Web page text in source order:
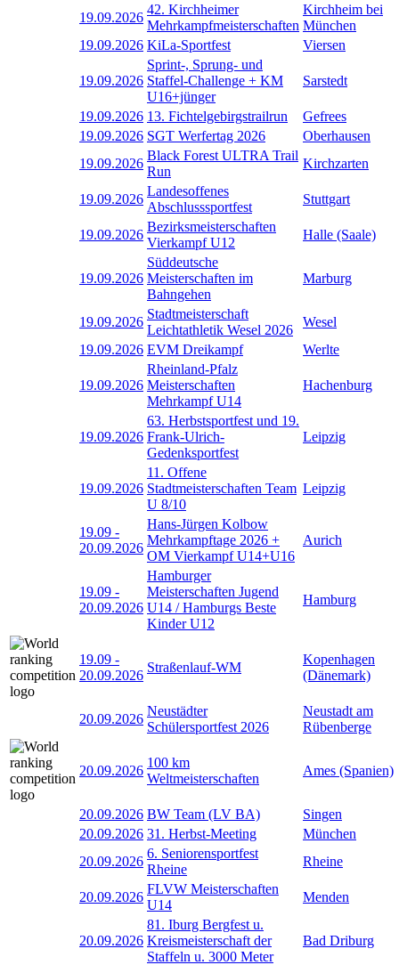
19.09.2026
42. Kirchheimer
Mehrkampfmeisterschaften
Kirchheim bei
München
19.09.2026 KiLa-Sportfest Viersen
19.09.2026
Sprint-, Sprung- und
Staffel-Challenge + KM
U16+jünger
Sarstedt
19.09.2026 13. Fichtelgebirgstrailrun
Gefrees
19.09.2026 SGT Werfertag 2026
Oberhausen
19.09.2026
Black Forest ULTRA Trail
Run
Kirchzarten
19.09.2026
Landesoffenes
Abschlusssportfest
Stuttgart
19.09.2026
Bezirksmeisterschaften
Vierkampf U12
Halle (Saale)
19.09.2026
Süddeutsche
Meisterschaften im
Bahngehen
Marburg
19.09.2026
Stadtmeisterschaft
Leichtathletik Wesel 2026
Wesel
19.09.2026 EVM Dreikampf Werlte
19.09.2026
Rheinland-Pfalz
Meisterschaften
Mehrkampf U14
Hachenburg
19.09.2026
63. Herbstsportfest und 19.
Frank-Ulrich-
Gedenksportfest
Leipzig
19.09.2026
11. Offene
Stadtmeisterschaften Team
U 8/10
Leipzig
19.09 -
20.09.2026
Hans-Jürgen Kolbow
Mehrkampftage 2026 +
OM Vierkampf U14+U16
Aurich
19.09 -
20.09.2026
Hamburger
Meisterschaften Jugend
U14 / Hamburgs Beste
Kinder U12
Hamburg
19.09 -
20.09.2026
Straßenlauf-WM
Kopenhagen
(Dänemark)
20.09.2026
Neustädter
Schülersportfest 2026
Neustadt am
Rübenberge
20.09.2026
100 km
Weltmeisterschaften
Ames (Spanien)
20.09.2026 BW Team (LV BA)
Singen
20.09.2026 31. Herbst-Meeting
München
20.09.2026
6. Seniorensportfest
Rheine
Rheine
20.09.2026
FLVW Meisterschaften
U14
Menden
20.09.2026
81. Iburg Bergfest u.
Kreismeisterschaft der
Staffeln u. 3000 Meter
Bad Driburg